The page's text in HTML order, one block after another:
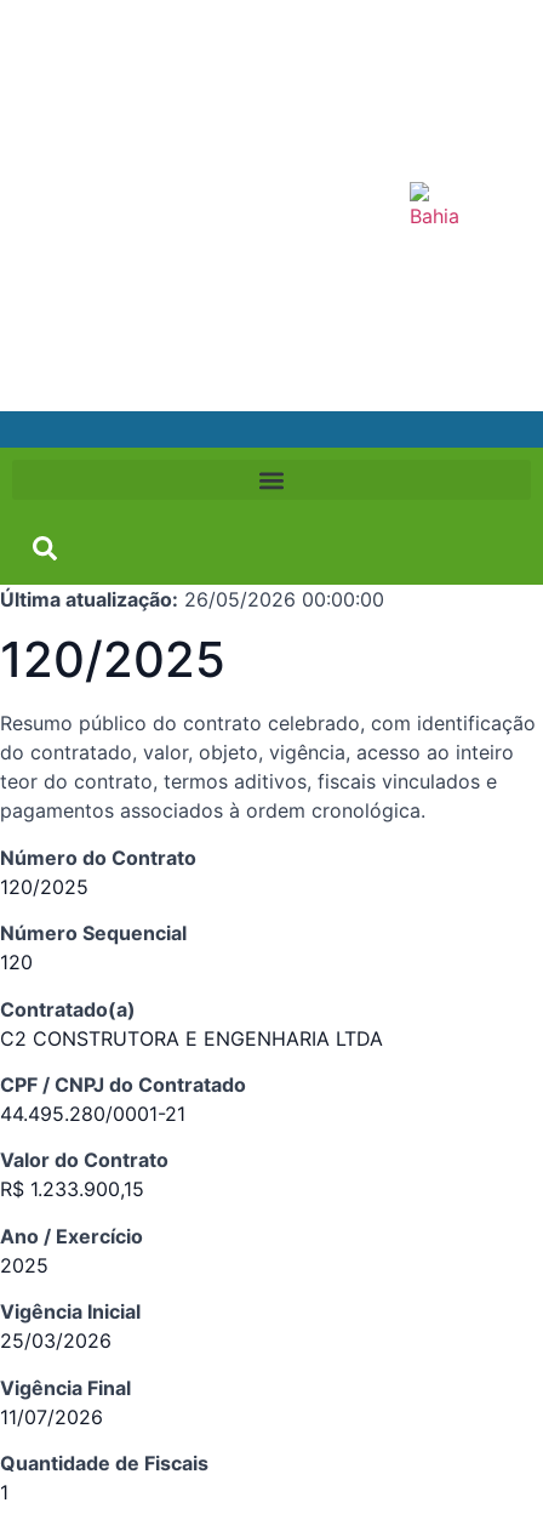
Última atualização: 26/05/2026 00:00:00
120/2025
Resumo público do contrato celebrado, com identificação
do contratado, valor, objeto, vigência, acesso ao inteiro
teor do contrato, termos aditivos, fiscais vinculados e
pagamentos associados à ordem cronológica.
Número do Contrato
120/2025
Número Sequencial
120
Contratado(a)
C2 CONSTRUTORA E ENGENHARIA LTDA
CPF / CNPJ do Contratado
44.495.280/0001-21
Valor do Contrato
R$ 1.233.900,15
Ano / Exercício
2025
Vigência Inicial
25/03/2026
Vigência Final
11/07/2026
Quantidade de Fiscais
1